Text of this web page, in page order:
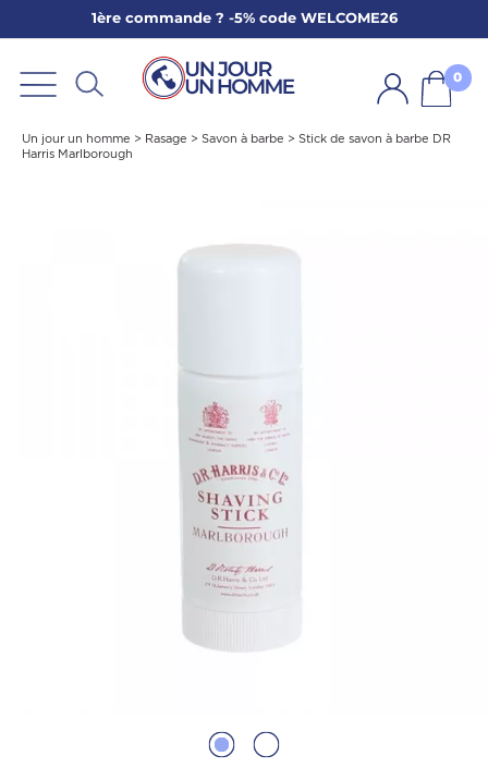
1ère commande ? -5% code WELCOME26
0
Un jour un homme > Rasage > Savon à barbe > Stick de savon à barbe DR
Harris Marlborough